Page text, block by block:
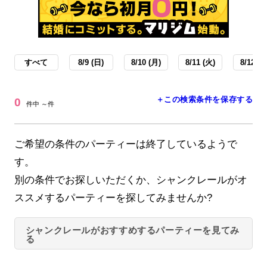
すべて 8/9 (日) 8/10 (月) 8/11 (火) 8/12 (
0 件中 ～件 ＋この検索条件を保存する
ご希望の条件のパーティーは終了しているようで
す。
別の条件でお探しいただくか、シャンクレールがオ
ススメするパーティーを探してみませんか?
シャンクレールがおすすめするパーティーを見てみ
る